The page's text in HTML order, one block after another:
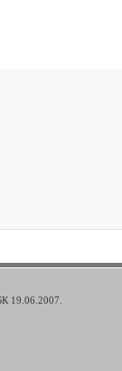
19.06.2007.